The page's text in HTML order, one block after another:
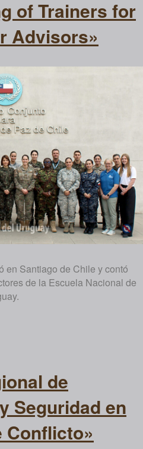
of Trainers for
Advisors»
en Santiago de Chile y contó
de la Escuela Nacional de
de
Seguridad en
Conflicto»